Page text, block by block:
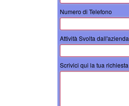
Numero di Telefono
Attività Svolta dall'azienda
Scrivici qui la tua richiesta